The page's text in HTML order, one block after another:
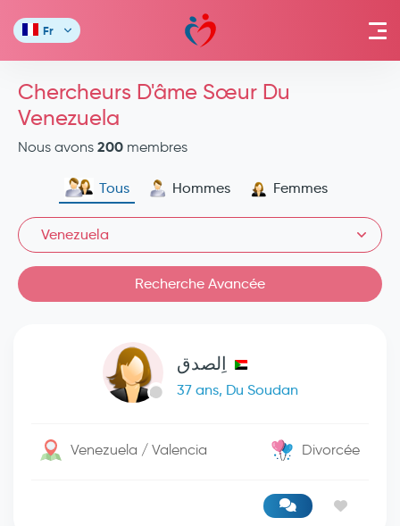
Fr
Chercheurs D'âme Sœur Du
Venezuela
Nous avons 200 membres
Tous Hommes Femmes
Venezuela
Recherche Avancée
اِلصدق
37 ans, Du Soudan
Venezuela / Valencia Divorcée